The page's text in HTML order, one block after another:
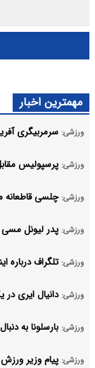
مهمترین اخبار
ورزشی: سرمربیگری
ورزشی: پرسپولیس
ورزشی: چلسی قاطعانه
ورزشی: پدر لیونل مسی
ورزشی: تلگراف درباره
ورزشی: دانیال ایری
ورزشی: بارسلونا به
ورزشی: پیام وزیر